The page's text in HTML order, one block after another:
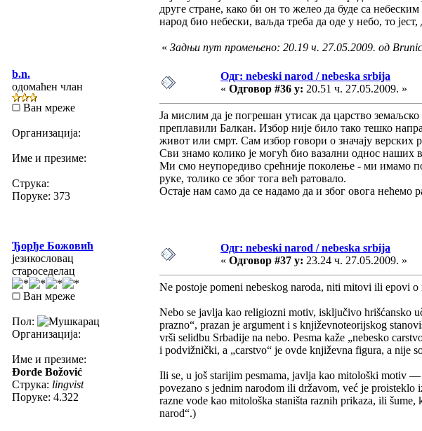
друге стране, како би он то желео да буде са
народ био небески, ваљда треба да оде у небо, то јест,
« Задњи пут промењено: 20.19 ч. 27.05.2009. од
b.n.
одомаћен члан
Ван мреже
Организација:
Име и презиме:
Струка:
Поруке: 373
Одг: nebeski narod / nebeska srbija
« Одговор #36 у: 20.51 ч. 27.05.2009. »
Ја мислим да је погрешан утисак да царство
преплавили Балкан. Избор није било тако тешко
живот или смрт. Сам избор говори о значају верских
Сви знамо колико је могућ био вазални однос наших
Ми смо неупоредиво срећније поколење - ми имамо
руке, толико се због тога већ ратовало.
Остаје нам само да се надамо да и због овога нећемо
Ђорђе Божовић
језикословац
староседелац
Ван мреже
Пол:
Организација:
Име и презиме:
Đorđe Božović
Струка: lingvist
Поруке: 4.322
Одг: nebeski narod / nebeska srbija
« Одговор #37 у: 23.24 ч. 27.05.2009. »
Ne postoje pomeni nebeskog naroda, niti mitovi ili epovi
Nebo se javlja kao religiozni motiv, isključivo hrišćansko
prazno“, prazan je argument i s književnoteorijskog
vrši selidbu Srbadije na nebo. Pesma kaže „nebesko
i podvižnički, a „carstvo“ je ovde književna figura, a nije
Ili se, u još starijim pesmama, javlja kao mitološki motiv
povezano s jednim narodom ili državom, već je proisteklo
razne vode kao mitološka staništa raznih prikaza, ili
narod“.)